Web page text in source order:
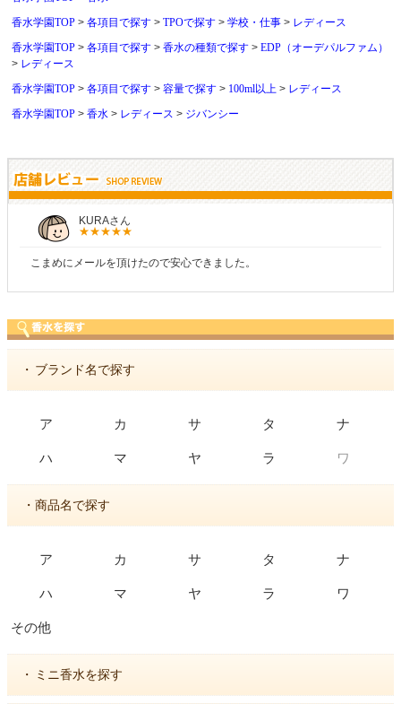
香水学園TOP
各項目で探す TPOで探す 学校・仕事
レディース
香水学園TOP
各項目で探す 香水の種類で探す
EDP（オーデパルファム）
レディース
香水学園TOP
各項目で探す 容量で探す 100ml以上
レディース
香水学園TOP
香水 レディース ジバンシー
しらすさん
商品が早く届いたのでよかったです。また利用させてもらいます！
・ ブランド名で探す
ア カ サ タ ナ
ハ マ ヤ ラ ワ
・商品名で探す
ア カ サ タ ナ
ハ マ ヤ ラ ワ
その他
・ ミニ香水を探す